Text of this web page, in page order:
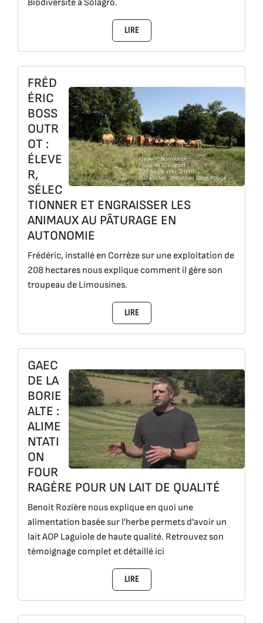
Biodiversité à Solagro.
LIRE
FRÉD
ÉRIC
BOSS
OUTR
OT :
ÉLEVE
R,
SÉLEC
TIONNER ET ENGRAISSER LES
ANIMAUX AU PÂTURAGE EN
AUTONOMIE
Frédéric, installé en Corrèze sur une exploitation de
208 hectares nous explique comment il gère son
troupeau de Limousines.
LIRE
GAEC
DE LA
BORIE
ALTE :
ALIME
NTATI
ON
FOUR
RAGÈRE POUR UN LAIT DE QUALITÉ
Benoit Rozière nous explique en quoi une
alimentation basée sur l'herbe permets d'avoir un
lait AOP Laguiole de haute qualité. Retrouvez son
témoignage complet et détaillé ici
LIRE